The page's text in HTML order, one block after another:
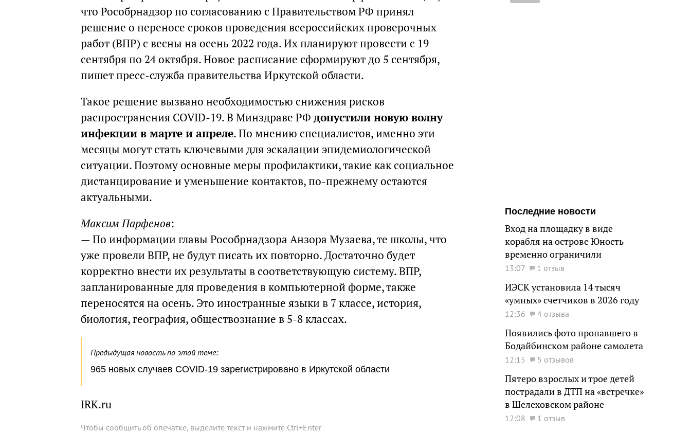
что Рособрнадзор по согласованию с Правительством РФ принял
решение о переносе сроков проведения всероссийских проверочных
работ (ВПР) с весны на осень 2022 года. Их планируют провести с 19
сентября по 24 октября. Новое расписание сформируют до 5 сентября,
пишет пресс-служба правительства Иркутской области.
Такое решение вызвано необходимостью снижения рисков
распространения COVID-19. В Минздраве РФ допустили новую волну
инфекции в марте и апреле. По мнению специалистов, именно эти
месяцы могут стать ключевыми для эскалации эпидемиологической
ситуации. Поэтому основные меры профилактики, такие как социальное
дистанцирование и уменьшение контактов, по-прежнему остаются
актуальными.
Максим Парфенов:
— По информации главы Рособрнадзора Анзора Музаева, те школы, что
уже провели ВПР, не будут писать их повторно. Достаточно будет
корректно внести их результаты в соответствующую систему. ВПР,
запланированные для проведения в компьютерной форме, также
переносятся на осень. Это иностранные языки в 7 классе, история,
биология, география, обществознание в 5-8 классах.
Предыдущая новость по этой теме:
965 новых случаев COVID-19 зарегистрировано в Иркутской области
IRK.ru
Чтобы сообщить об опечатке, выделите текст и нажмите Ctrl+Enter
Последние новости
Вход на площадку в виде
корабля на острове Юность
временно ограничили
13:07 1 отзыв
ИЭСК установила 14 тысяч
«умных» счетчиков в 2026 году
12:36 4 отзыва
Появились фото пропавшего в
Бодайбинском районе самолета
12:15 5 отзывов
Пятеро взрослых и трое детей
пострадали в ДТП на «встречке»
в Шелеховском районе
12:08 1 отзыв